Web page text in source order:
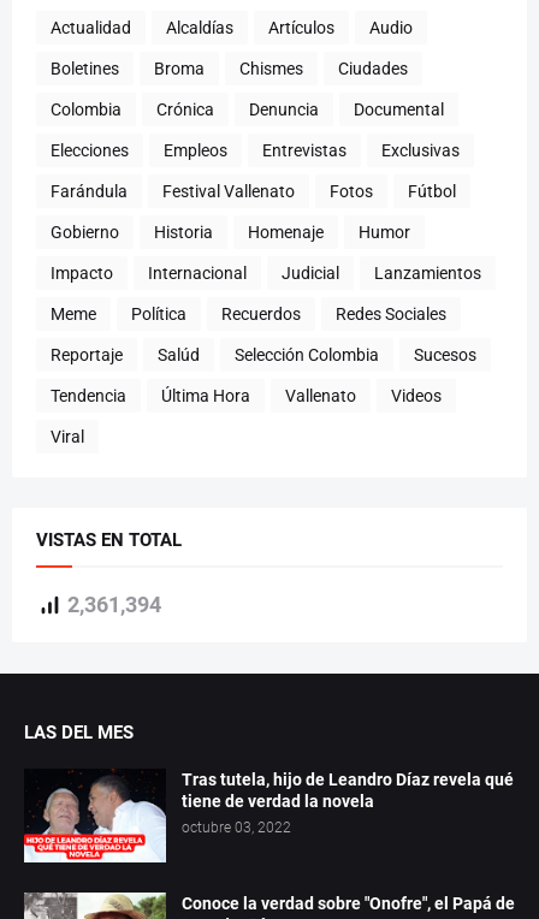
Actualidad Alcaldías Artículos Audio
Boletines Broma Chismes Ciudades
Colombia Crónica Denuncia Documental
Elecciones Empleos Entrevistas Exclusivas
Farándula Festival Vallenato Fotos Fútbol
Gobierno Historia Homenaje Humor
Impacto Internacional Judicial Lanzamientos
Meme Política Recuerdos Redes Sociales
Reportaje Salúd Selección Colombia Sucesos
Tendencia Última Hora Vallenato Videos
Viral
VISTAS EN TOTAL
2,361,394
LAS DEL MES
Tras tutela, hijo de Leandro Díaz revela qué
tiene de verdad la novela
octubre 03, 2022
Conoce la verdad sobre "Onofre", el Papá de